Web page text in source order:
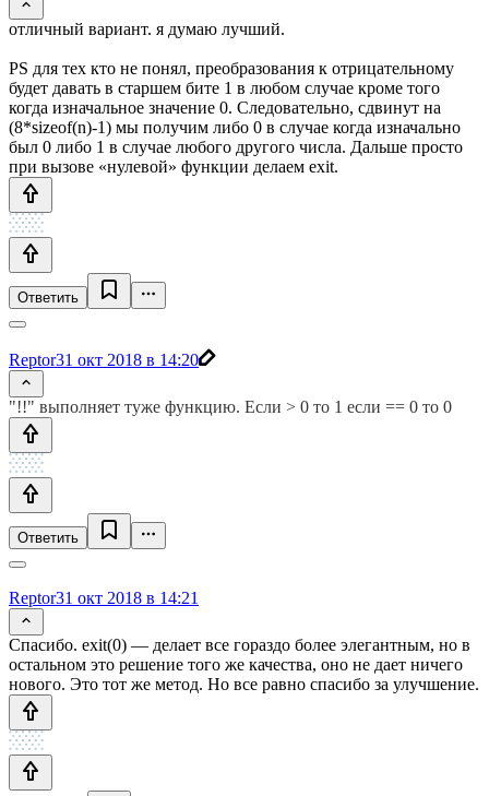
отличный вариант. я думаю лучший.
PS для тех кто не понял, преобразования к отрицательному
будет давать в старшем бите 1 в любом случае кроме того
когда изначальное значение 0. Следовательно, сдвинут на
(8*sizeof(n)-1) мы получим либо 0 в случае когда изначально
был 0 либо 1 в случае любого другого числа. Дальше просто
при вызове «нулевой» функции делаем exit.
Ответить
Reptor31 окт 2018 в 14:20
"!!" выполняет туже функцию. Если > 0 то 1 если == 0 то 0
Ответить
Reptor31 окт 2018 в 14:21
Спасибо. exit(0) — делает все гораздо более элегантным, но в
остальном это решение того же качества, оно не дает ничего
нового. Это тот же метод. Но все равно спасибо за улучшение.